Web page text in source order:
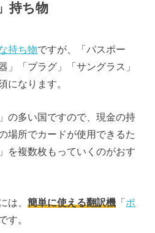
持ち物
持ち物ですが、「パスポー
」「プラグ」「サングラス」
になります。
の多い国ですので、現金の持
場所でカードが使用できるた
を複数枚もっていくのがおす
は、簡単に使える翻訳機 「ポ
す。